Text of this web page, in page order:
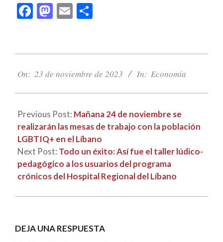
Facebook
Mastodon
Email
11-
On: 23 de noviembre de 2023 In: Economía
Previous Post: Mañana 24 de noviembre se
realizarán las mesas de trabajo con la población
LGBTIQ+ en el Líbano
Next Post: Todo un éxito: Así fue el taller lúdico-
pedagógico a los usuarios del programa
crónicos del Hospital Regional del Líbano
DEJA UNA RESPUESTA